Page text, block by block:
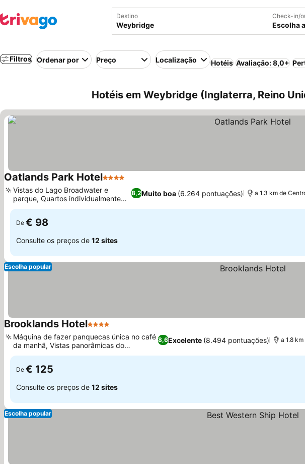
Destino Check-in/
Escolha
Filtros Ordenar por Preço Localização Hotéis Avaliação: 8,0+
Hotéis em Weybridge (Inglaterra, Reino
Oatlands Park Hotel4 Estrelas
8,2Muito boa (6.264 pontuações)
Vistas do Lago Broadwater e
parque, Quartos individualmente
decorados
a 1.3 km de
De € 98
Consulte os preços de 12 sites
Escolha popular
Brooklands Hotel4 Estrelas
8,6Excelente (8.494 pontuações)
Máquina de fazer panquecas única no café
da manhã, Vistas panorâmicas do
Mercedes-Benz World
a 1.8
De € 125
Consulte os preços de 12 sites
Escolha popular